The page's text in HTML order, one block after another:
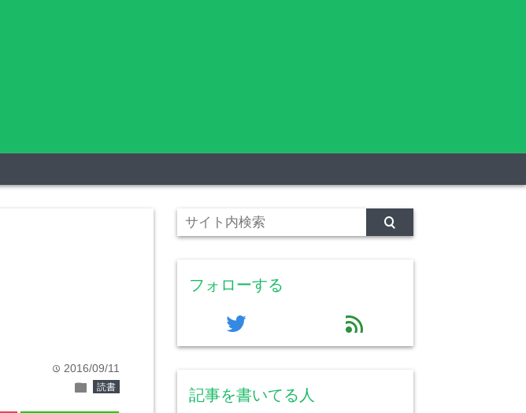
time 2016/09/11
folder 読書
フォローする
twitter feed
記事を書いてる人